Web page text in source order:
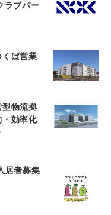
ラブパー
ば営業
物流拠
・効率化
居者募集